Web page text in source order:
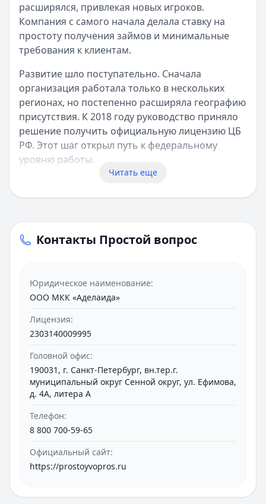
расширялся, привлекая новых игроков.
Компания с самого начала делала ставку на
простоту получения займов и минимальные
требования к клиентам.
Развитие шло поступательно. Сначала
организация работала только в нескольких
регионах, но постепенно расширяла географию
присутствия. К 2018 году руководство приняло
решение получить официальную лицензию ЦБ
РФ. Этот шаг открыл путь к федеральному
уровню работы.
зарегистрирована в государственном реестре
правовом поле и соблюдает установленные
нормы.
Регулятор установил четкие ограничения для
отрасли. Процентная ставка не должна
превышать 1% в сутки. Существует также
правило о максимальной переплате - она
ограничена двукратным размером основного
долга.
Продуктовая линейка и условия
Основные займы
Компания предлагает стандартные
Читать еще
Контакты Простой вопрос
Юридическое наименование:
ООО МКК «Аделаида»
Лицензия:
2303140009995
Головной офис:
190031, г. Санкт-Петербург, вн.тер.г.
муниципальный округ Сенной округ, ул. Ефимова,
д. 4А, литера А
Телефон:
8 800 700-59-65
Официальный сайт:
https://prostoyvopros.ru